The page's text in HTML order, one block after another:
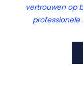
vertrouwen op
professionele